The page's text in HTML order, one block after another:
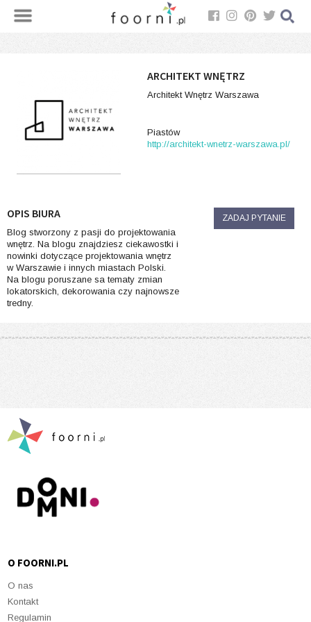
ARCHITEKT WNĘTRZ
Architekt Wnętrz Warszawa
Piastów
http://architekt-wnetrz-warszawa.pl/
OPIS BIURA
Blog stworzony z pasji do projektowania
wnętrz. Na blogu znajdziesz ciekawostki i
nowinki dotyczące projektowania wnętrz
w Warszawie i innych miastach Polski.
Na blogu poruszane sa tematy zmian
lokatorskich, dekorowania czy najnowsze
tredny.
ZADAJ PYTANIE
O FOORNI.PL
O nas
Kontakt
Regulamin